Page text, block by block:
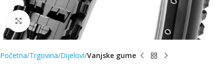
Click to enlarge
Početna Trgovina Dijelovi Vanjske gume